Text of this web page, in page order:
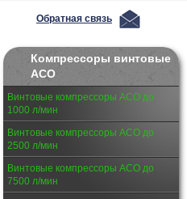
Обратная связь
Компрессоры винтовые
АСО
Винтовые компрессоры АСО до
1000 л/мин
Винтовые компрессоры АСО до
2500 л/мин
Винтовые компрессоры АСО до
7500 л/мин